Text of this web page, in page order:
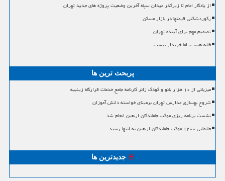
از یادگار امام تا زیرگذر میدان سپاه آخرین وضعیت پروژه های جدید تهران
رکوردشکنی قیمتها در بازار مسکن
تصمیم مهم برای آینده تهران
خانه هست، اما خریدار نیست
پربحث ترین ها
میزبانی از ۱۰ هزار بانو و کودک زائر کارنامه جامع خدمات قرارگاه زینبیه
شروع بهسازی مدارس تهران برمبنای خواسته دانش آموزان
نشست برنامه ریزی موکب جاماندگان اربعین انجام شد
جانمایی ۱۲۰۰ موکب جاماندگان اربعین به انتها رسید
جدیدترین ها